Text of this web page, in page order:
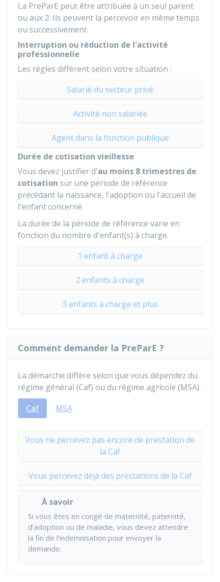
La PreParE peut être attribuée à un seul parent
ou aux 2. Ils peuvent la percevoir en même temps
ou successivement.
Interruption ou réduction de l'activité
professionnelle
Les règles diffèrent selon votre situation :
Salarié du secteur privé
Activité non salariée
Agent dans la fonction publique
Durée de cotisation vieillesse
Vous devez justifier d'au moins 8 trimestres de
cotisation sur une période de référence
précédant la naissance, l'adoption ou l'accueil de
l'enfant concerné.
La durée de la période de référence varie en
fonction du nombre d'enfant(s) à charge.
1 enfant à charge
2 enfants à charge
3 enfants à charge et plus
Comment demander la PreParE ?
La démarche diffère selon que vous dépendez du
régime général (Caf) ou du régime agricole (MSA).
Caf
MSA
Vous ne percevez pas encore de prestation de
la Caf
Vous percevez déjà des prestations de la Caf
À savoir
Si vous êtes en congé de maternité, paternité,
d'adoption ou de maladie, vous devez attendre
la fin de l'indemnisation pour envoyer la
demande.